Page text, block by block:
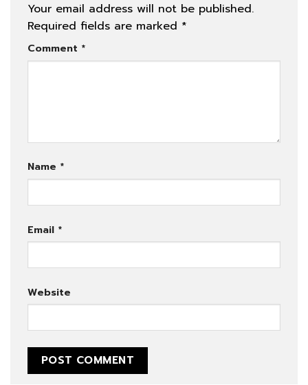
Your email address will not be published.
Required fields are marked *
Comment *
Name *
Email *
Website